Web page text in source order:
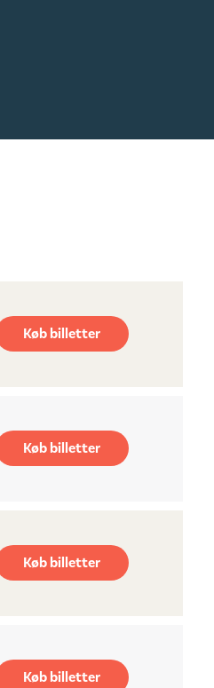
Køb billetter
Køb billetter
Køb billetter
Køb billetter